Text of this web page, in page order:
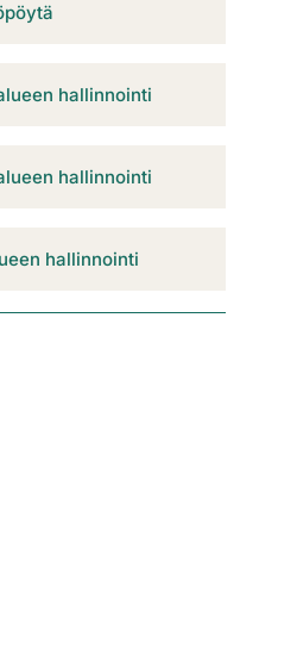
hallinnointi
hallinnointi
hallinnointi